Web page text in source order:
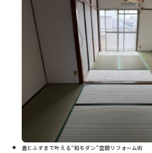
畳とふすまで叶える“和モダン”空間リフォーム術